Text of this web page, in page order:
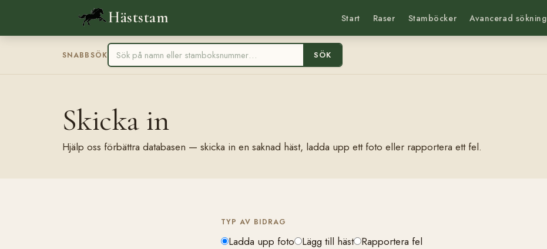
Häststam Start Raser Stamböcker Avancerad sökning
SNABBSÖK SÖK
Skicka in
Hjälp oss förbättra databasen — skicka in en saknad häst, ladda upp ett foto eller rapportera ett fel.
TYP AV BIDRAG
Ladda upp foto Lägg till häst Rapportera fel